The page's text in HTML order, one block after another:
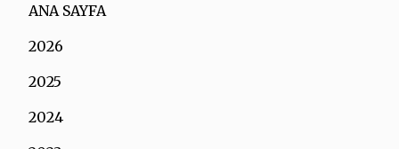
ANA SAYFA
2026
2025
2024